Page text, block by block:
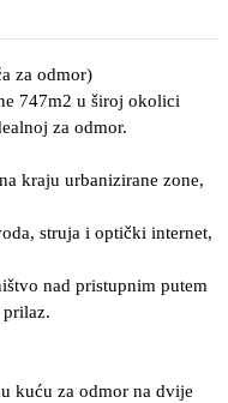
za odmor)
747m2 u široj okolici
za odmor.
kraju urbanizirane zone,
struja i optički internet,
nad pristupnim putem
kuću za odmor na dvije